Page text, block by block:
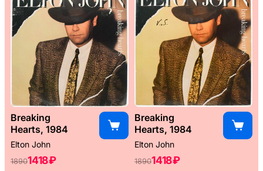
Breaking
Hearts, 1984
Elton John
18901418 ₽
Breaking
Hearts, 1984
Elton John
18901418 ₽